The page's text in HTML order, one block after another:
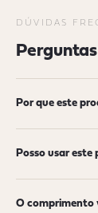
DÚVIDAS
Por que este
Posso usar este
O comprimento